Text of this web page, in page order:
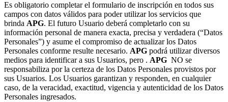
Es obligatorio completar el formulario de inscripción en todos sus
campos con datos válidos para poder utilizar los servicios que
brinda APG. El futuro Usuario deberá completarlo con su
información personal de manera exacta, precisa y verdadera (“Datos
Personales”) y asume el compromiso de actualizar los Datos
Personales conforme resulte necesario. APG podrá utilizar diversos
medios para identificar a sus Usuarios, pero . APG NO se
responsabiliza por la certeza de los Datos Personales provistos por
sus Usuarios. Los Usuarios garantizan y responden, en cualquier
caso, de la veracidad, exactitud, vigencia y autenticidad de los Datos
Personales ingresados.